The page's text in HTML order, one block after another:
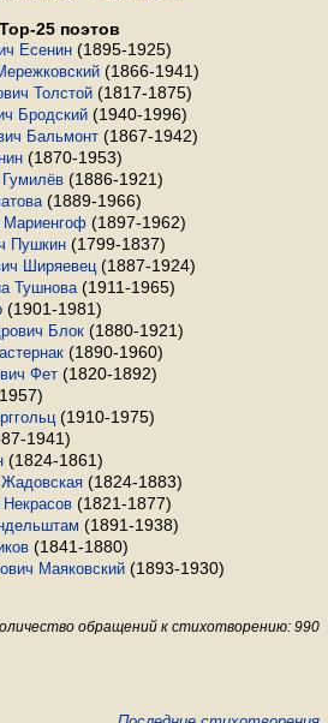
Top-25 поэтов
Есенин (1895-1925)
(1866-1941)
Толстой (1817-1875)
Бродский (1940-1996)
Бальмонт (1867-1942)
(1870-1953)
(1886-1921)
(1889-1966)
Мариенгоф (1897-1962)
Пушкин (1799-1837)
Ширяевец (1887-1924)
Тушнова (1911-1965)
(1901-1981)
Блок (1880-1921)
(1890-1960)
Фет (1820-1892)
(1910-1975)
1941)
(1824-1861)
(1824-1883)
(1821-1877)
(1891-1938)
(1841-1880)
Маяковский (1893-1930)
обращений к стихотворению: 990